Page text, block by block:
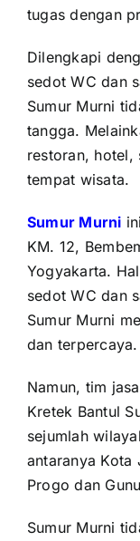
tugas dengan
Dilengkapi
sedot WC dan
Sumur Murni
tangga.
restoran, hotel,
tempat wisata.
Sumur Murni
KM. 12,
Yogyakarta.
sedot WC dan
Sumur Murni
dan terpercaya.
Namun, tim
Kretek Bantul
sejumlah
antaranya Kota
Progo dan
Sumur Murni